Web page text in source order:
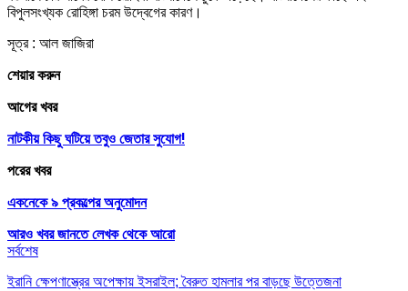
বিপুলসংখ্যক রোহিঙ্গা চরম উদ্বেগের কারণ।
সূত্র : আল জাজিরা
শেয়ার করুন
আগের খবর
নাটকীয় কিছু ঘটিয়ে তবুও জেতার সুযোগ!
পরের খবর
একনেকে ৯ প্রকল্পের অনুমোদন
আরও খবর জানতে লেখক থেকে আরো
সর্বশেষ
ইরানি ক্ষেপণাস্ত্রের অপেক্ষায় ইসরাইল; বৈরুত হামলার পর বাড়ছে উত্তেজনা